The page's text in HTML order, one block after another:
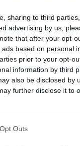
sharing to third
advertising by us,
that after your opt-
based on personal
prior to your opt-
information by third
also be disclosed by
further disclose it to
Outs